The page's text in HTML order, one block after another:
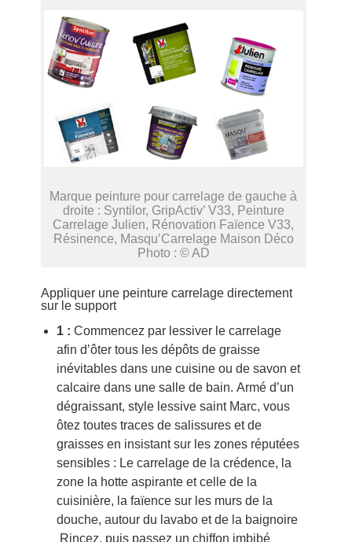
Marque peinture pour carrelage de gauche à
droite : Syntilor, GripActiv’ V33, Peinture
Carrelage Julien, Rénovation Faïence V33,
Résinence, Masqu’Carrelage Maison Déco
Photo : © AD
Appliquer une peinture carrelage directement
sur le support
1 : Commencez par lessiver le carrelage
afin d’ôter tous les dépôts de graisse
inévitables dans une cuisine ou de savon et
calcaire dans une salle de bain. Armé d’un
dégraissant, style lessive saint Marc, vous
ôtez toutes traces de salissures et de
graisses en insistant sur les zones réputées
sensibles : Le carrelage de la crédence, la
zone la hotte aspirante et celle de la
cuisinière, la faïence sur les murs de la
douche, autour du lavabo et de la baignoire
Rincez, puis passez un chiffon imbibé